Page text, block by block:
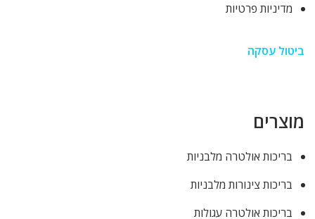
מדיניות פרטיות
ביטול עסקה
מוצרים
בריכות אולטרה מלבניות
בריכות צינורות מלבניות
בריכות אולטרה עגולות